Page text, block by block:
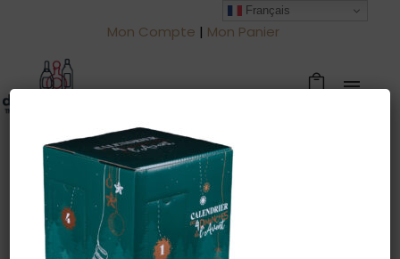
Mon Compte | Mon Panier
Warning : Trying to access array offset
on value of type null in
Français